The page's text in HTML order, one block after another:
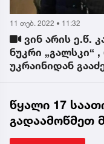
11 თებ. 2022 • 11:32
ვინ არის ე.წ.
ნუკრი „გალსკი“
უკრაინიდან
წყალი 17
გადაამოწმეთ